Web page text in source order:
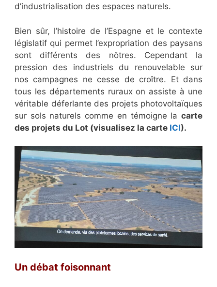
d’industrialisation des espaces naturels.
Bien sûr, l’histoire de l’Espagne et le contexte
législatif qui permet l’expropriation des paysans
sont différents des nôtres. Cependant la
pression des industriels du renouvelable sur
nos campagnes ne cesse de croître. Et dans
tous les départements ruraux on assiste à une
véritable déferlante des projets photovoltaïques
sur sols naturels comme en témoigne la carte
des projets du Lot (visualisez la carte ICI).
Un débat foisonnant